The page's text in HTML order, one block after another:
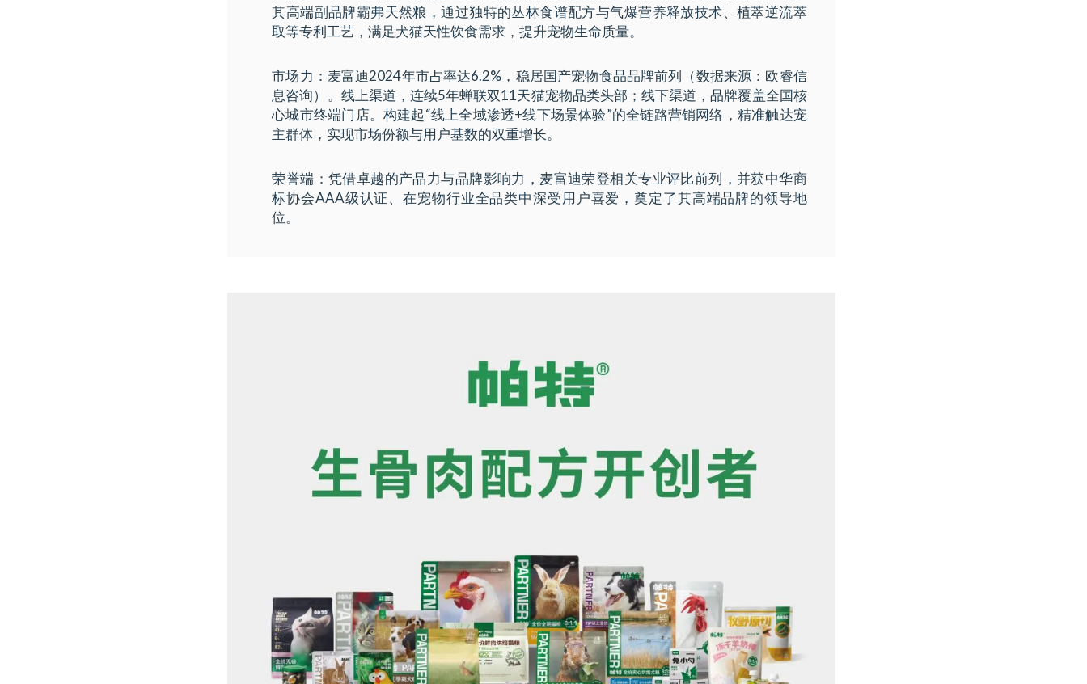
其高端副品牌霸弗天然粮，通过独特的丛林食谱配方与气爆营养释放技术、植萃逆流萃
取等专利工艺，满足犬猫天性饮食需求，提升宠物生命质量。
市场力：麦富迪2024年市占率达6.2%，稳居国产宠物食品品牌前列（数据来源：欧睿信
息咨询）。线上渠道，连续5年蝉联双11天猫宠物品类头部；线下渠道，品牌覆盖全国核
心城市终端门店。构建起“线上全域渗透+线下场景体验”的全链路营销网络，精准触达宠
主群体，实现市场份额与用户基数的双重增长。
荣誉端：凭借卓越的产品力与品牌影响力，麦富迪荣登相关专业评比前列，并获中华商
标协会AAA级认证、在宠物行业全品类中深受用户喜爱，奠定了其高端品牌的领导地
位。